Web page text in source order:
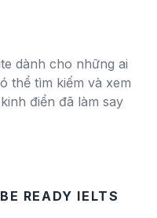
dành cho những ai
thể tìm kiếm và xem
điển đã làm say
BE READY IELTS